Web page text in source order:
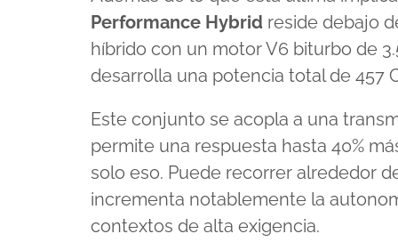
2
minutes,
9
secondsVolume
90%
Performance Hybrid reside debajo
híbrido con un motor V6 biturbo de
desarrolla una potencia total de 457
Este conjunto se acopla a una
permite una respuesta hasta 40%
solo eso. Puede recorrer alrededor
incrementa notablemente la
contextos de alta exigencia.